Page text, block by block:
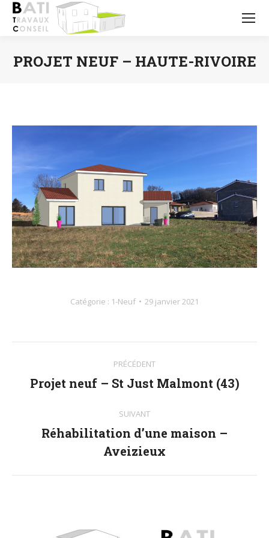
PROJET NEUF – HAUTE-RIVOIRE
Catégorie : 1-Neuf 29 janvier 2021
album
PRÉCÉDENT
Album
:
Projet neuf – St Just Malmont (43)
SUIVANT
Album
suivant
:
Réhabilitation d’une maison –
Aveizieux